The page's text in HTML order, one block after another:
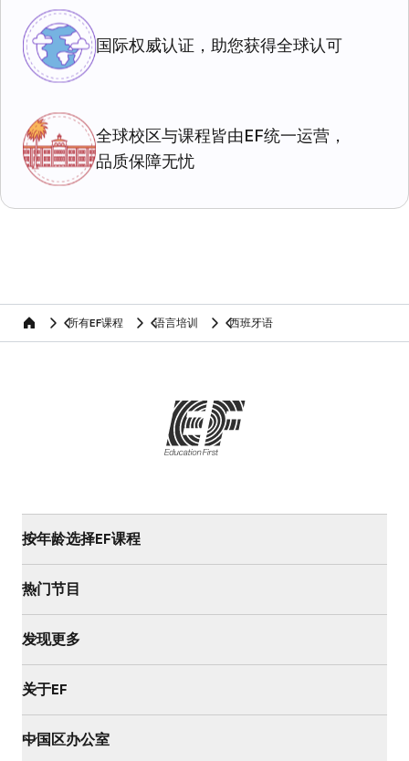
国际权威认证，助您获得全球认可
全球校区与课程皆由EF统一运营，
品质保障无忧
home 所有EF课程 语言培训 西班牙语
按年龄选择EF课程
热门节目
发现更多
关于EF
中国区办公室